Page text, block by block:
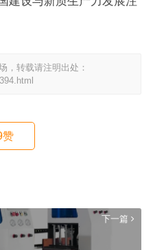
，转载请注明出处：
赞
下一篇